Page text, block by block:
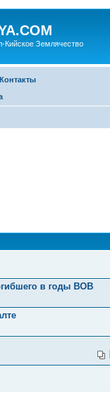
Землячество
Контакты
в годы ВОВ